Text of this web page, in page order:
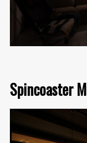
Spincoaster